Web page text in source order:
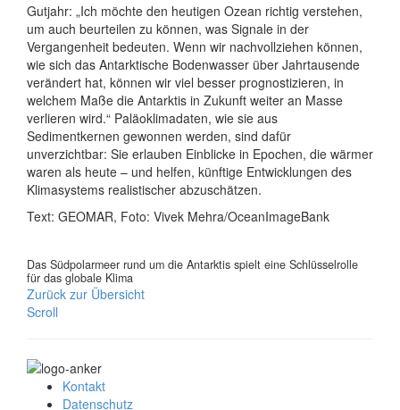
Gutjahr: „Ich möchte den heutigen Ozean richtig verstehen,
um auch beurteilen zu können, was Signale in der
Vergangenheit bedeuten. Wenn wir nachvollziehen können,
wie sich das Antarktische Bodenwasser über Jahrtausende
verändert hat, können wir viel besser prognostizieren, in
welchem Maße die Antarktis in Zukunft weiter an Masse
verlieren wird.“ Paläoklimadaten, wie sie aus
Sedimentkernen gewonnen werden, sind dafür
unverzichtbar: Sie erlauben Einblicke in Epochen, die wärmer
waren als heute – und helfen, künftige Entwicklungen des
Klimasystems realistischer abzuschätzen.
Text: GEOMAR, Foto: Vivek Mehra/OceanImageBank
Das Südpolarmeer rund um die Antarktis spielt eine Schlüsselrolle
für das globale Klima
Zurück zur Übersicht
Scroll
Kontakt
Datenschutz